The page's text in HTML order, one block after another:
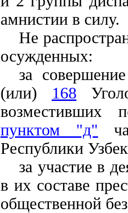
амнистии в силу.
Не
осужденных:
за
(или) 168
возместивших
пунктом "д"
Республики
за участие в
в их составе
общественной